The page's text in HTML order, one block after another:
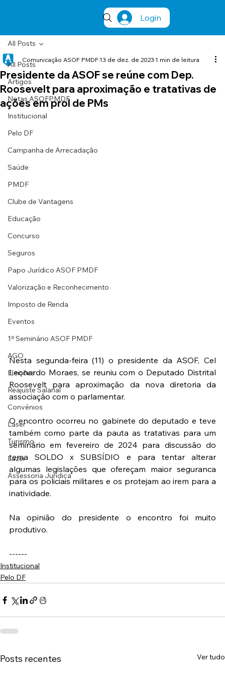
Login
All Posts
Artigos
Notas ASOFPMDF
Institucional
Pelo DF
Campanha de Arrecadação
Saúde
PMDF
Clube de Vantagens
Educação
Concurso
Seguros
Papo Jurídico ASOF PMDF
Valorização e Reconhecimento
Imposto de Renda
Eventos
1º Seminário ASOF PMDF
AGO
Eleições
Reajuste Salarial
Convênios
Laser
Turismo
Lazer
Assessoria Jurídica
All Posts
Presidente da ASOF se reúne com Dep.
Roosevelt para aproximação e tratativas de
ações em prol de PMs
Comunicação ASOF PMDF 13 de dez. de 2023 1 min de leitura
Nesta segunda-feira (11) o presidente da ASOF, Cel
Leonardo Moraes, se reuniu com o Deputado Distrital
Roosevelt para aproximação da nova diretoria da
associação com o parlamentar.
O encontro ocorreu no gabinete do deputado e teve
também como parte da pauta as tratativas para um
seminário em fevereiro de 2024 para discussão do
tema SOLDO x SUBSÍDIO e para tentar alterar
algumas legislações que ofereçam maior seguranca
para os policiais militares e os protejam ao irem para a
inatividade.
Na opinião do presidente o encontro foi muito
produtivo.
------
Institucional
Pelo DF
Posts recentes Ver tudo